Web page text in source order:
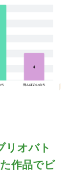
リオバト
作品でビ